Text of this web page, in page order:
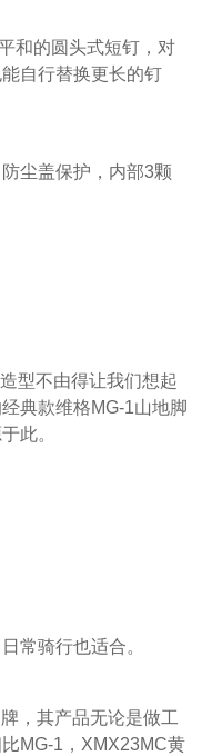
和的圆头式短钉，对
自行替换更长的钉
尘盖保护，内部3颗
型不由得让我们想起
典款维格MG-1山地脚
此。
常骑行也适合。
，其产品无论是做工
MG-1，XMX23MC黄